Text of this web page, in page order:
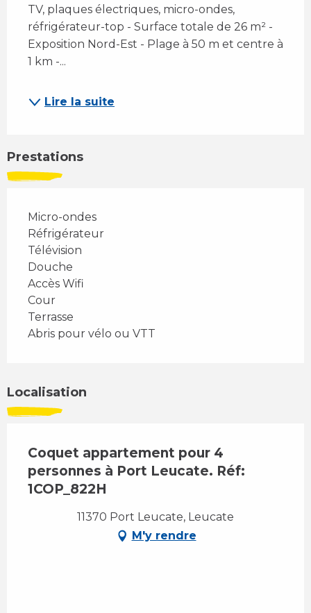
TV, plaques électriques, micro-ondes,
réfrigérateur-top - Surface totale de 26 m² -
Exposition Nord-Est - Plage à 50 m et centre à
1 km -...
Lire la suite
Prestations
Micro-ondes
Réfrigérateur
Télévision
Douche
Accès Wifi
Cour
Terrasse
Abris pour vélo ou VTT
Localisation
Coquet appartement pour 4
personnes à Port Leucate. Réf:
1COP_822H
11370 Port Leucate, Leucate
M'y rendre